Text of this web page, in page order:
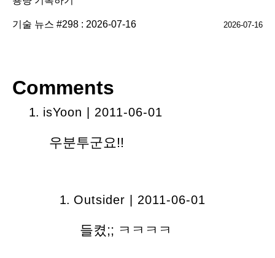
기술 뉴스 #298 : 2026-07-16 2026-07-16
Comments
isYoon | 2011-06-01
우분투군요!!
Outsider | 2011-06-01
들켰;; ㅋㅋㅋㅋ